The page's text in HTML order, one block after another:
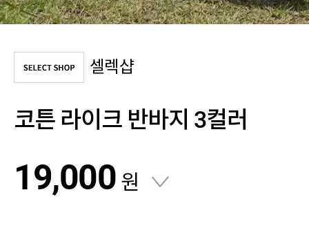
셀렉샵
코튼 라이크 반바지 3컬러
19,000 원